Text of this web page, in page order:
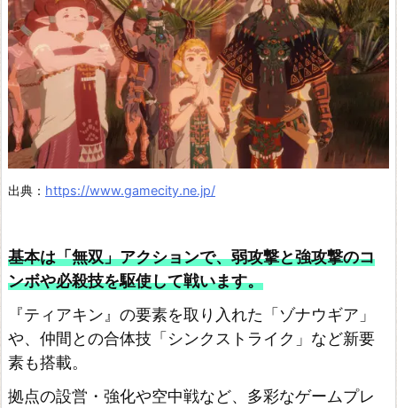
出典： https://www.gamecity.ne.jp/
基本は「無双」アクションで、弱攻撃と強攻撃のコ
ンボや必殺技を駆使して戦います。
『ティアキン』の要素を取り入れた「ゾナウギア」
や、仲間との合体技「シンクストライク」など新要
素も搭載。
拠点の設営・強化や空中戦など、多彩なゲームプレ